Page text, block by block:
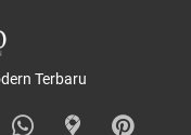
Terbaru